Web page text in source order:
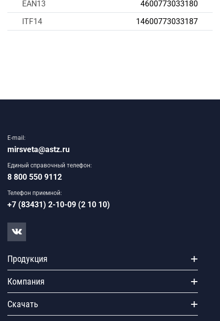
EAN13
4600773033180
ITF14
14600773033187
E-mail:
mirsveta@astz.ru
Единый справочный телефон:
8 800 550 9112
Телефон приемной:
+7 (83431) 2-10-09 (2 10 10)
Продукция
Компания
Скачать